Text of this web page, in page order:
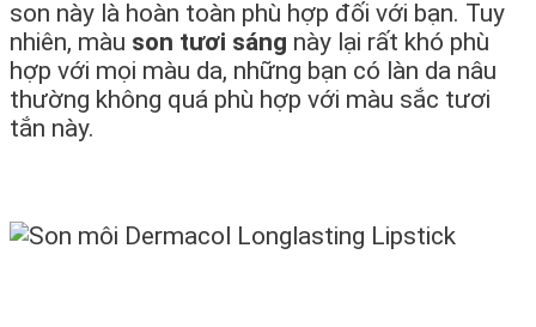
son này là hoàn toàn phù hợp đối với bạn. Tuy
nhiên, màu son tươi sáng này lại rất khó phù
hợp với mọi màu da, những bạn có làn da nâu
thường không quá phù hợp với màu sắc tươi
tắn này.